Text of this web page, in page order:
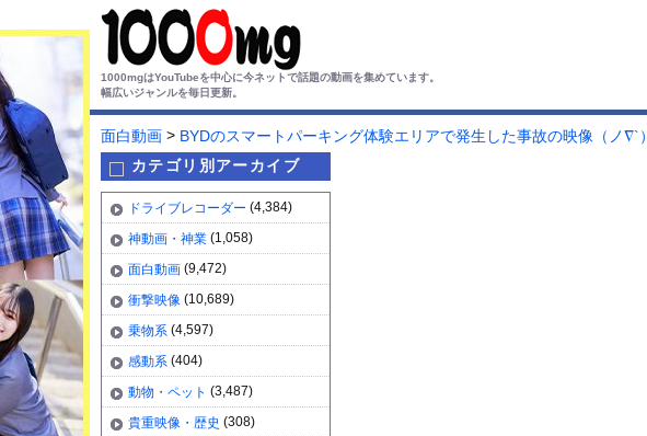
1000mgはYouTubeを中心に今ネットで話題の動画を集めています。
幅広いジャンルを毎日更新。
面白動画 > BYDのスマートパーキング体験エリアで発生した事故の映像（ノ∇`）
カテゴリ別アーカイブ
ドライブレコーダー (4,384)
神動画・神業 (1,058)
面白動画 (9,472)
衝撃映像 (10,689)
乗物系 (4,597)
感動系 (404)
動物・ペット (3,487)
貴重映像・歴史 (308)